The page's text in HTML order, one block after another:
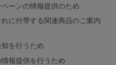
ーンの情報提供のため
に付帯する関連商品のご案内
を行うため
報提供を行うため